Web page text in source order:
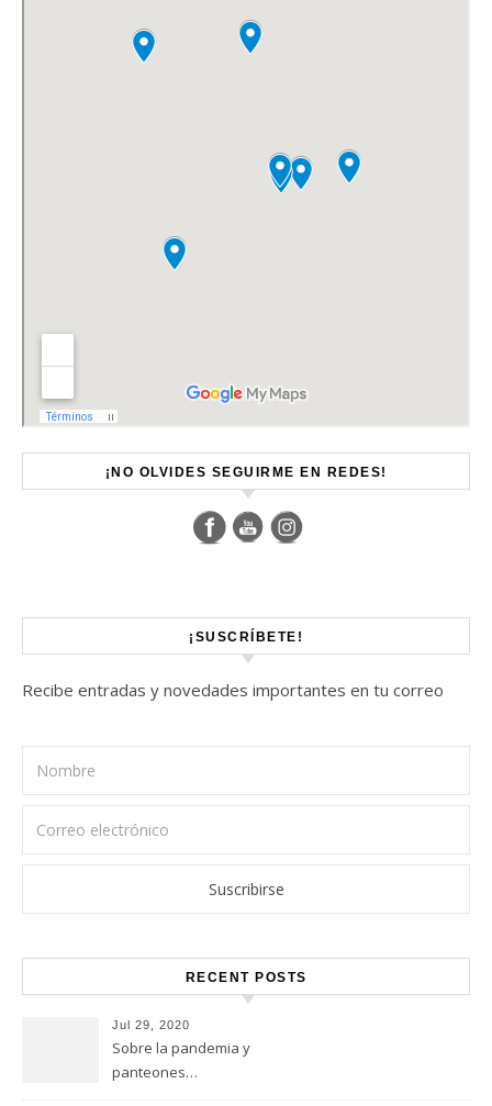
¡NO OLVIDES SEGUIRME EN REDES!
Set Youtube Channel ID
¡SUSCRÍBETE!
Recibe entradas y novedades importantes en tu correo
RECENT POSTS
Jul 29, 2020
Sobre la pandemia y
panteones…